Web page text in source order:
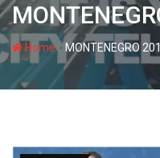
Home- MONTENEGRO